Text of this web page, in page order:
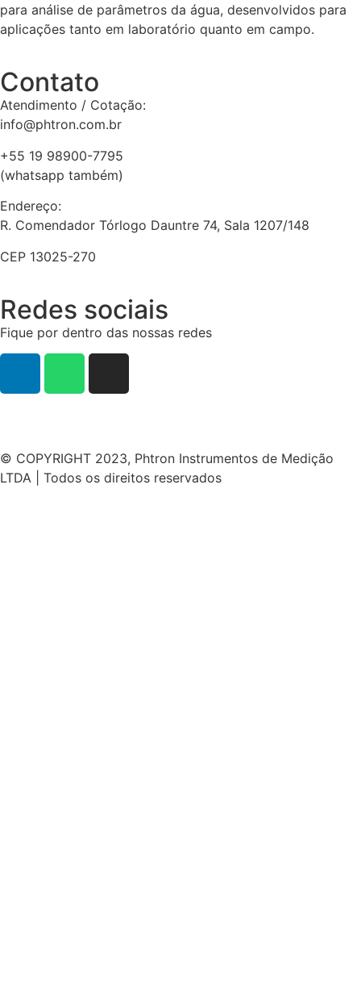
para análise de parâmetros da água, desenvolvidos para
aplicações tanto em laboratório quanto em campo.
Contato
Atendimento / Cotação:
info@phtron.com.br
+55 19 98900-7795
(whatsapp também)
Endereço:
R. Comendador Tórlogo Dauntre 74, Sala 1207/148
CEP 13025-270
Redes sociais
Fique por dentro das nossas redes
© COPYRIGHT 2023, Phtron Instrumentos de Medição
LTDA | Todos os direitos reservados